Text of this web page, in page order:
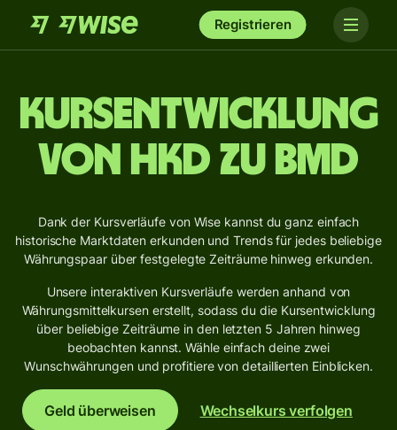
Registrieren
Kursentwicklung
von HKD zu BMD
Dank der Kursverläufe von Wise kannst du ganz einfach
historische Marktdaten erkunden und Trends für jedes beliebige
Währungspaar über festgelegte Zeiträume hinweg erkunden.
Unsere interaktiven Kursverläufe werden anhand von
Währungsmittelkursen erstellt, sodass du die Kursentwicklung
über beliebige Zeiträume in den letzten 5 Jahren hinweg
beobachten kannst. Wähle einfach deine zwei
Wunschwährungen und profitiere von detaillierten Einblicken.
Geld überweisen Wechselkurs verfolgen